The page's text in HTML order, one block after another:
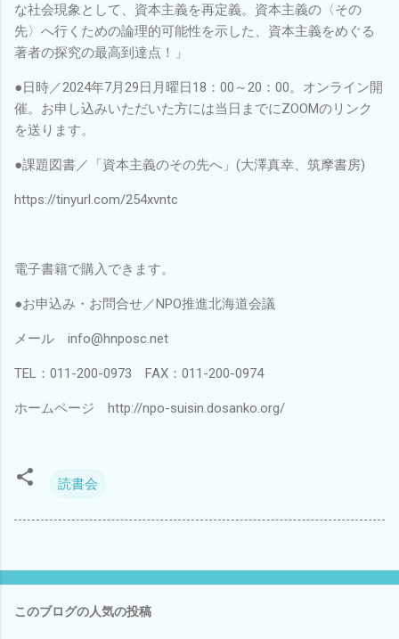
な社会現象として、資本主義を再定義。資本主義の〈その
先〉へ行くための論理的可能性を示した、資本主義をめぐる
著者の探究の最高到達点！」
●日時／2024年7月29日月曜日18：00～20：00。オンライン開
催。お申し込みいただいた方には当日までにZOOMのリンク
を送ります。
●課題図書／「資本主義のその先へ」(大澤真幸、筑摩書房)
https://tinyurl.com/254xvntc
電子書籍で購入できます。
●お申込み・お問合せ／NPO推進北海道会議
メール info@hnposc.net
TEL：011-200-0973 FAX：011-200-0974
ホームページ http://npo-suisin.dosanko.org/
読書会
このブログの人気の投稿